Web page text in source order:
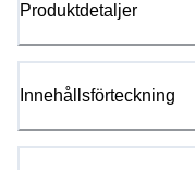
Produktdetaljer
Innehållsförteckning